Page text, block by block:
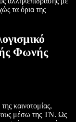
τα όρια της
Φωνής
καινοτομίας,
μέσω της ΤΝ. Ως